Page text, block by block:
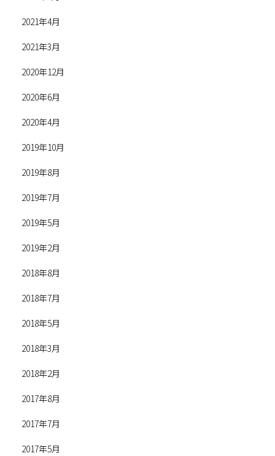
2021年4月
2021年3月
2020年12月
2020年6月
2020年4月
2019年10月
2019年8月
2019年7月
2019年5月
2019年2月
2018年8月
2018年7月
2018年5月
2018年3月
2018年2月
2017年8月
2017年7月
2017年5月